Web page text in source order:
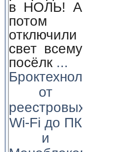
в НОЛЬ! А
потом
отключили
свет всему
посёлк ...
Броктехнолоджи:
от
реестровых
Wi-Fi до ПК
и